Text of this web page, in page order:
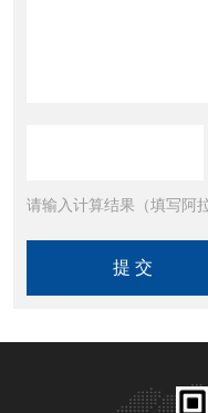
请输入计算结果（填写阿